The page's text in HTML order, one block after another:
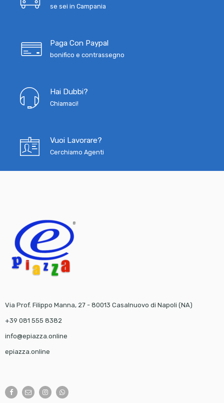
se sei in Campania
Paga Con Paypal
bonifico e contrassegno
Hai Dubbi?
Chiamaci!
Vuoi Lavorare?
Cerchiamo Agenti
Via Prof. Filippo Manna, 27 - 80013 Casalnuovo di Napoli (NA)
+39 081 555 8382
info@epiazza.online
epiazza.online